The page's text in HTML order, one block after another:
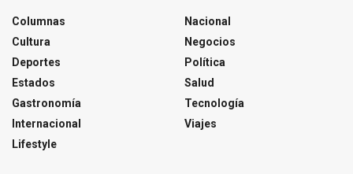
Columnas
Cultura
Deportes
Estados
Gastronomía
Internacional
Lifestyle
Nacional
Negocios
Política
Salud
Tecnología
Viajes